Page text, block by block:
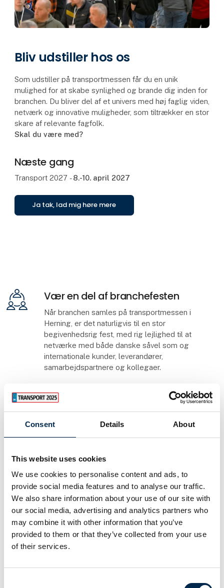
Consent Details About
This website uses cookies
We use cookies to personalise content and ads, to
provide social media features and to analyse our traffic.
We also share information about your use of our site with
our social media, advertising and analytics partners who
may combine it with other information that you’ve
provided to them or that they’ve collected from your use
of their services.
Bliv udstiller hos os
Som udstiller på transportmessen får du en unik
mulighed for at skabe synlighed og brande dig inden for
branchen. Du bliver del af et univers med høj faglig viden,
netværk og innovative muligheder, som tiltrækker en stor
skare af relevante fagfolk.
Skal du være med?
Næste gang
Transport 2027 -8.-10. april 2027
Ja tak, lad mig høre mere
Vær en del af branchefesten
Når branchen samles på transportmessen i
Herning, er det naturligvis til en stor
begivenhedsrig fest, med rig lejlighed til at
netværke med både danske såvel som og
internationale kunder, leverandører,
samarbejdspartnere og kollegaer.
Bliv klogere på grøn transport
Vi er i en forandringstid, hvor forbrugernes og
markedets fokus på den grønne
transport både politisk, økonomisk og i praksis
Følg med i branchens udvikling
Transportbranchen er en branche i fremdrift og
konstant teknologisk udvikling. Bliv præsenteret
for de nyeste løsninger, muligheder,
problemstillinger og meget andet via fagrelevante
2027.